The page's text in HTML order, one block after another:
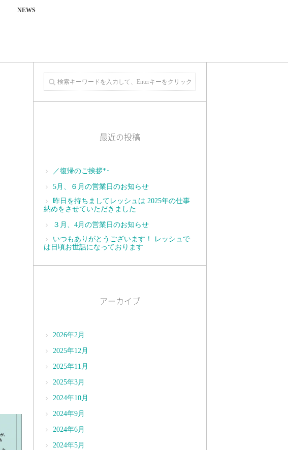
NEWS
最近の投稿
／復帰のご挨拶*･ ⁡
5月、６月の営業日のお知らせ
昨日を持ちましてレッシュは 2025年の仕事
納めをさせていただきました
３月、4月の営業日のお知らせ
いつもありがとうございます！ レッシュで
は日頃お世話になっております
アーカイブ
2026年2月
2025年12月
2025年11月
2025年3月
2024年10月
2024年9月
2024年6月
2024年5月